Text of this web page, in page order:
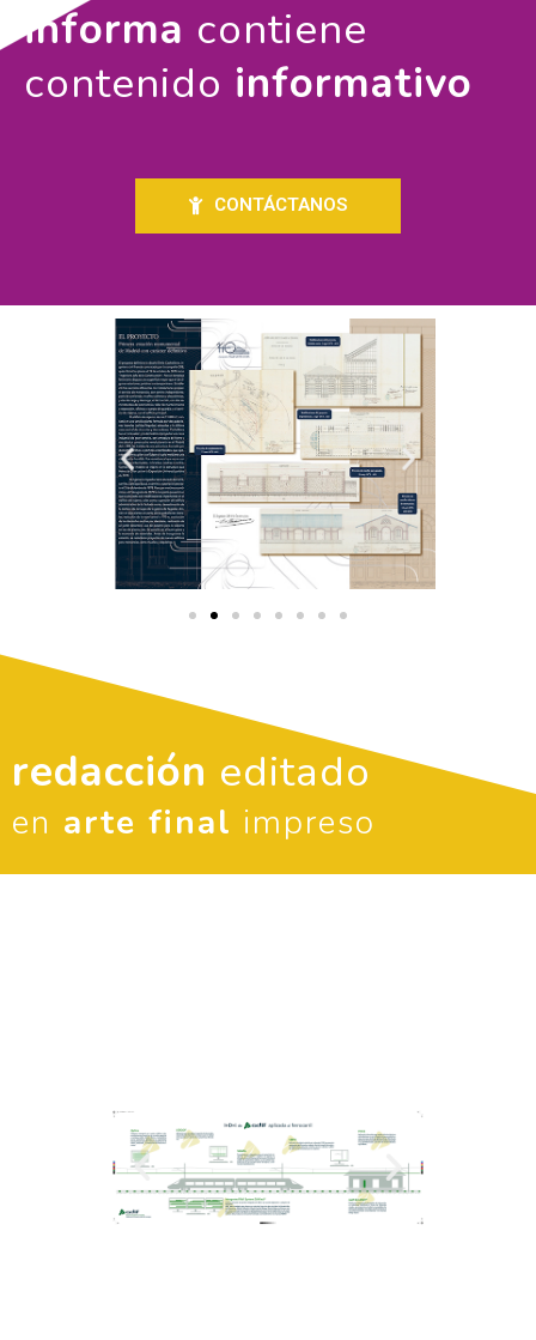
informa contiene
contenido informativo
CONTÁCTANOS
redacción editado
en arte final impreso